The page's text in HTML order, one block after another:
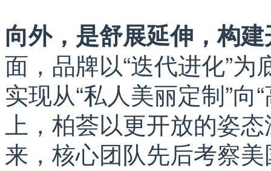
向外，是舒展延伸，构
面，品牌以“迭代进化”
实现从“私人美丽定制”向
上，柏荟以更开放的姿
来，核心团队先后考察